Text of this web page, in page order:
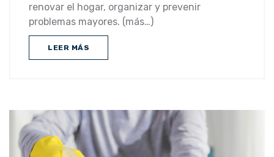
renovar el hogar, organizar y prevenir
problemas mayores. (más…)
LEER MÁS